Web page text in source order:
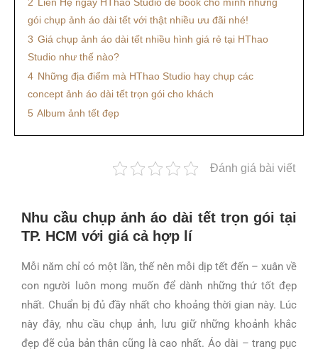
gói chụp ảnh áo dài tết với thật nhiều ưu đãi nhé!
3 Giá chụp ảnh áo dài tết nhiều hình giá rẻ tại HThao
Studio như thế nào?
4 Những địa điểm mà HThao Studio hay chụp các
concept ảnh áo dài tết trọn gói cho khách
5 Album ảnh tết đẹp
Đánh giá bài viết
Nhu cầu chụp ảnh áo dài tết trọn gói tại
TP. HCM với giá cả hợp lí
Mỗi năm chỉ có một lần, thế nên mỗi dịp tết đến – xuân về
con người luôn mong muốn để dành những thứ tốt đẹp
nhất. Chuẩn bị đủ đầy nhất cho khoảng thời gian này. Lúc
này đây, nhu cầu chụp ảnh, lưu giữ những khoảnh khắc
đẹp đẽ của bản thân cũng là cao nhất. Áo dài – trang pục